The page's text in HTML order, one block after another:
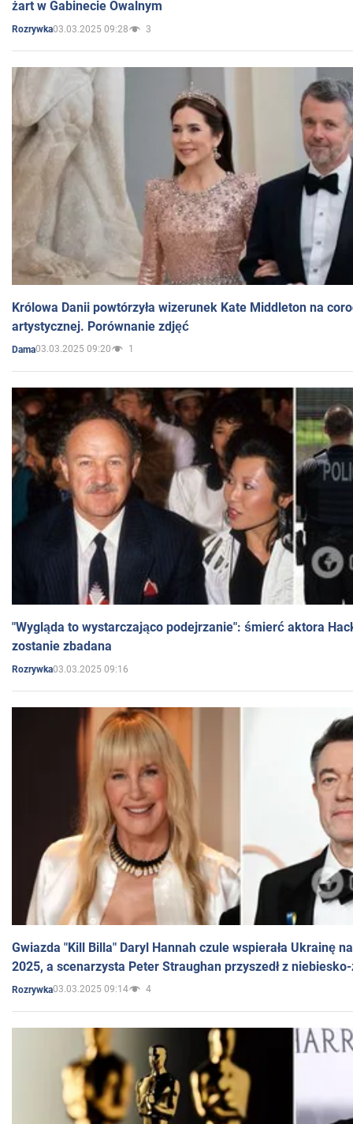
żart w Gabinecie Owalnym
Rozrywka03.03.2025 09:28 3
Królowa Danii powtórzyła wizerunek Kate Middleton na
artystycznej. Porównanie zdjęć
Dama03.03.2025 09:20 1
"Wygląda to wystarczająco podejrzanie": śmierć aktora
zostanie zbadana
Rozrywka03.03.2025 09:16
Gwiazda "Kill Billa" Daryl Hannah czule wspierała Ukrainę
2025, a scenarzysta Peter Straughan przyszedł z
Rozrywka03.03.2025 09:14 4